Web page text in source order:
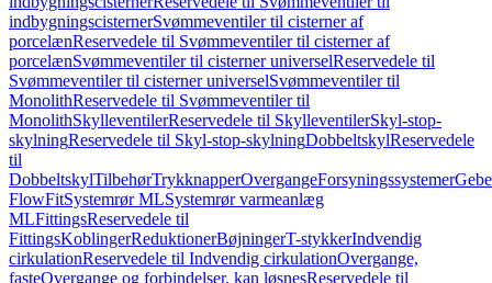
indbygningscisternerSvømmeventiler til cisterner af
porcelænReservedele til Svømmeventiler til cisterner af
porcelænSvømmeventiler til cisterner universelReservedele til
Svømmeventiler til cisterner universelSvømmeventiler til
MonolithReservedele til Svømmeventiler til
MonolithSkylleventilerReservedele til SkylleventilerSkyl-stop-
skylningReservedele til Skyl-stop-skylningDobbeltskylReservedele
til
DobbeltskylTilbehørTrykknapperOvergangeForsyningssystemer
FlowFitSystemrør MLSystemrør varmeanlæg
MLFittingsReservedele til
FittingsKoblingerReduktionerBøjningerT-stykkerIndvendig
cirkulationReservedele til Indvendig cirkulationOvergange,
fasteOvergange og forbindelser, kan løsnesReservedele til